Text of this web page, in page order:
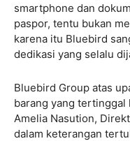
smartphone dan
paspor, tentu bukan
karena itu Bluebird
dedikasi yang selalu
Bluebird Group atas
barang yang tertinggal
Amelia Nasution,
dalam keterangan